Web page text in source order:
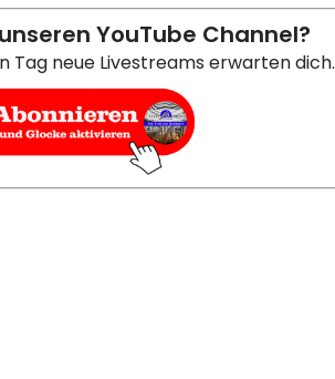
YouTube Channel?
Tag neue Livestreams erwarten dich.